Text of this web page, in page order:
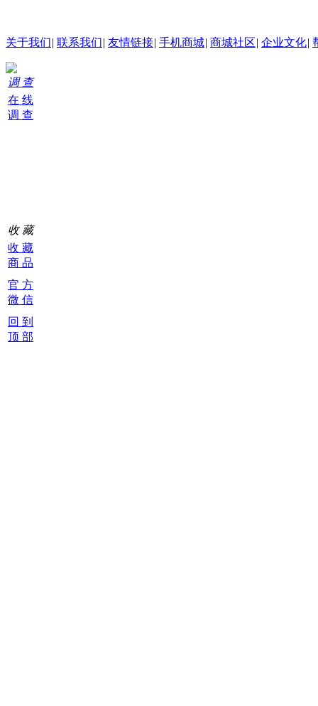
关于我们| 联系我们| 友情链接| 手机商城| 商城社区| 企业文化|
调 查
在 线
调 查
收 藏
收 藏
商 品
官 方
微 信
回 到
顶 部